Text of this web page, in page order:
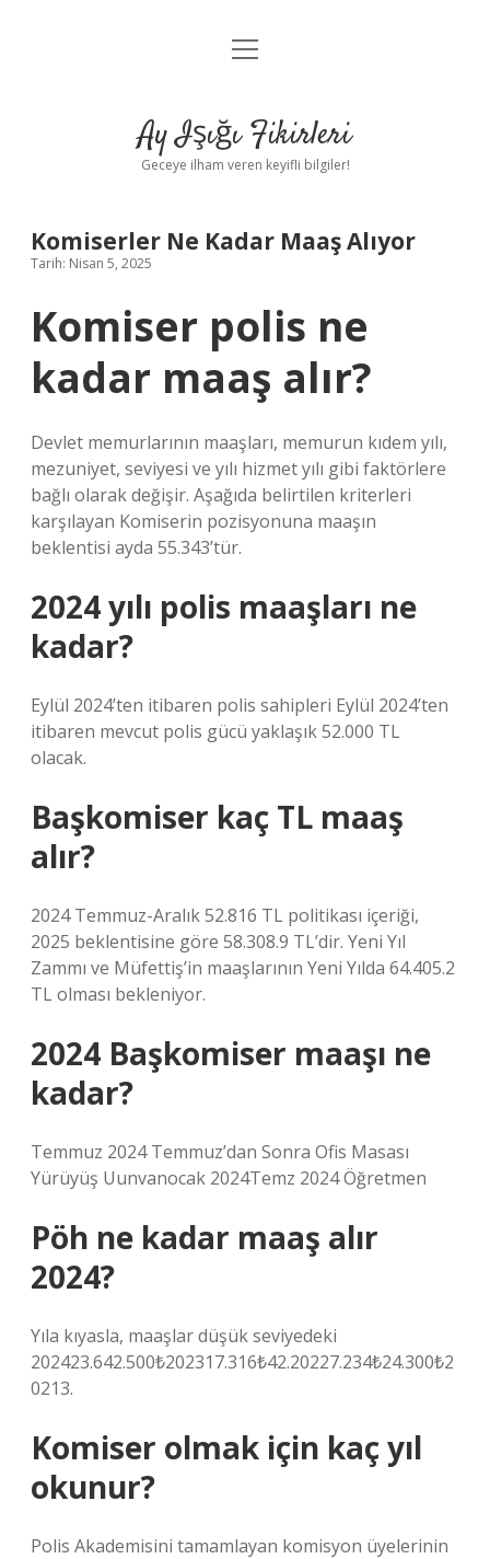
Anasayfa
Yasal Uyarı
menüyü
Ay Işığı Fikirleri
Geceye ilham veren keyifli bilgiler!
Komiserler Ne Kadar Maaş Alıyor
Tarih: Nisan 5, 2025
Komiser polis ne
kadar maaş alır?
Devlet memurlarının maaşları, memurun kıdem yılı,
mezuniyet, seviyesi ve yılı hizmet yılı gibi faktörlere
bağlı olarak değişir. Aşağıda belirtilen kriterleri
karşılayan Komiserin pozisyonuna maaşın
beklentisi ayda 55.343’tür.
2024 yılı polis maaşları ne
kadar?
Eylül 2024’ten itibaren polis sahipleri Eylül 2024’ten
itibaren mevcut polis gücü yaklaşık 52.000 TL
olacak.
Başkomiser kaç TL maaş
alır?
2024 Temmuz-Aralık 52.816 TL politikası içeriği,
2025 beklentisine göre 58.308.9 TL’dir. Yeni Yıl
Zammı ve Müfettiş’in maaşlarının Yeni Yılda 64.405.2
TL olması bekleniyor.
2024 Başkomiser maaşı ne
kadar?
Temmuz 2024 Temmuz’dan Sonra Ofis Masası
Yürüyüş Uunvanocak 2024Temz 2024 Öğretmen
Pöh ne kadar maaş alır
2024?
Yıla kıyasla, maaşlar düşük seviyedeki
202423.642.500₺202317.316₺42.20227.234₺24.300₺2
0213.
Komiser olmak için kaç yıl
okunur?
Polis Akademisini tamamlayan komisyon üyelerinin